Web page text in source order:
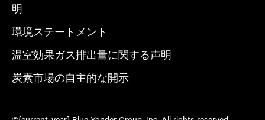
明
環境ステートメント
温室効果ガス排出量に関する声明
炭素市場の自主的な開示